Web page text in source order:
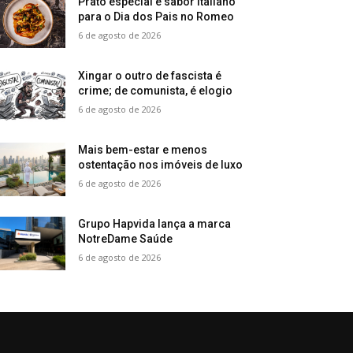
para o Dia dos Pais no Romeo
6 de agosto de 2026
Xingar o outro de fascista é
crime; de comunista, é elogio
6 de agosto de 2026
Mais bem-estar e menos
ostentação nos imóveis de luxo
6 de agosto de 2026
Grupo Hapvida lança a marca
NotreDame Saúde
6 de agosto de 2026